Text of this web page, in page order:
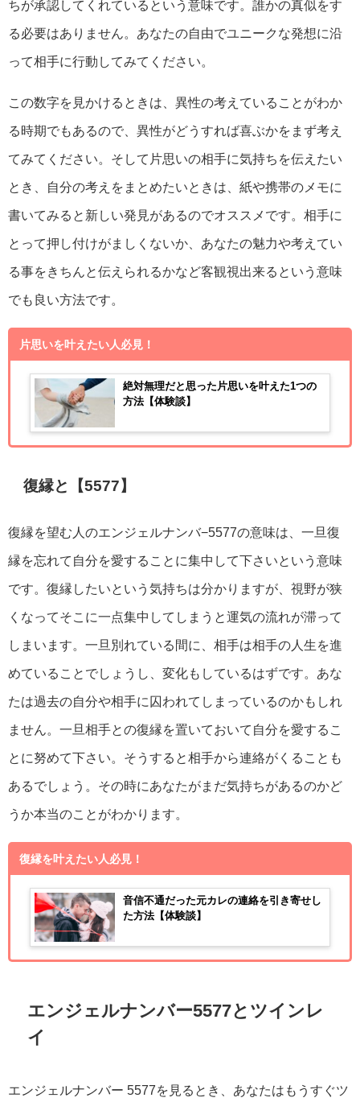
ちが承認してくれているという意味です。誰かの真似をす
る必要はありません。あなたの自由でユニークな発想に沿
って相手に行動してみてください。
この数字を見かけるときは、異性の考えていることがわか
る時期でもあるので、異性がどうすれば喜ぶかをまず考え
てみてください。そして片思いの相手に気持ちを伝えたい
とき、自分の考えをまとめたいときは、紙や携帯のメモに
書いてみると新しい発見があるのでオススメです。相手に
とって押し付けがましくないか、あなたの魅力や考えてい
る事をきちんと伝えられるかなど客観視出来るという意味
でも良い方法です。
片思いを叶えたい人必見！
絶対無理だと思った片思いを叶えた1つの
方法【体験談】
復縁と【5577】
復縁を望む人のエンジェルナンバ−5577の意味は、一旦復
縁を忘れて自分を愛することに集中して下さいという意味
です。復縁したいという気持ちは分かりますが、視野が狭
くなってそこに一点集中してしまうと運気の流れが滞って
しまいます。一旦別れている間に、相手は相手の人生を進
めていることでしょうし、変化もしているはずです。あな
たは過去の自分や相手に囚われてしまっているのかもしれ
ません。一旦相手との復縁を置いておいて自分を愛するこ
とに努めて下さい。そうすると相手から連絡がくることも
あるでしょう。その時にあなたがまだ気持ちがあるのかど
うか本当のことがわかります。
復縁を叶えたい人必見！
音信不通だった元カレの連絡を引き寄せし
た方法【体験談】
エンジェルナンバー5577とツインレ
イ
エンジェルナンバー 5577を見るとき、あなたはもうすぐツ